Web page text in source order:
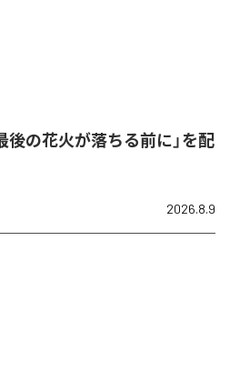
後の花火が落ちる前に」を配
2026.8.9